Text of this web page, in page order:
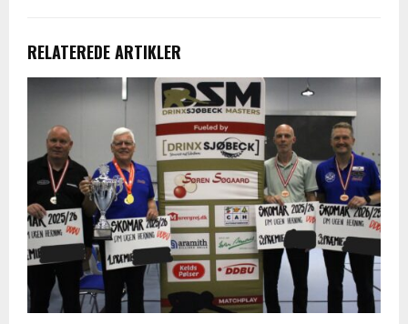
RELATEREDE ARTIKLER